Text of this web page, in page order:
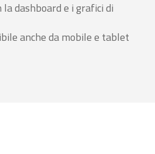
dashboard e i grafici di
anche da mobile e tablet